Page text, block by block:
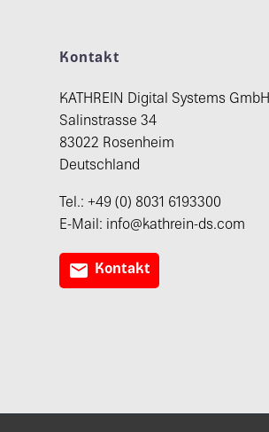
Kontakt
KATHREIN Digital Systems GmbH
Salinstrasse 34
83022 Rosenheim
Deutschland
Tel.: +49 (0) 8031 6193300
E-Mail: info@kathrein-ds.com
 Kontakt